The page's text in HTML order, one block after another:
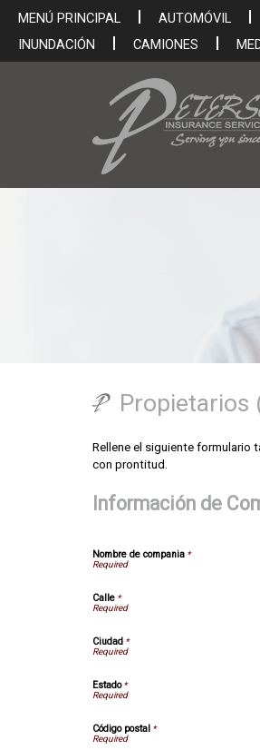
MENÚ PRINCIPAL AUTOMÓVIL
INUNDACIÓN
CAMIONES
Propietarios
Rellene el siguiente formulario
con prontitud.
Información de
Nombre de compania *
Calle *
Ciudad *
Estado*
Código postal *